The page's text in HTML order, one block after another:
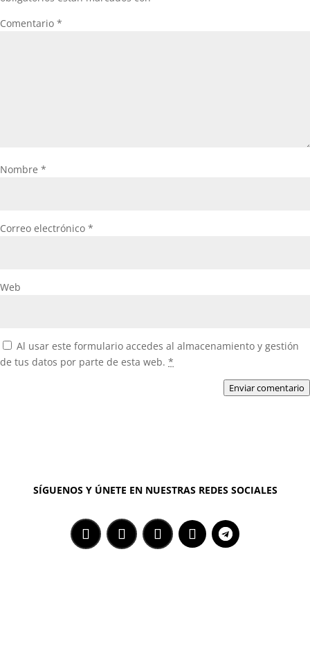
Comentario *
Nombre *
Correo electrónico *
Web
Al usar este formulario accedes al almacenamiento y gestión
de tus datos por parte de esta web. *
Enviar comentario
SÍGUENOS Y ÚNETE EN NUESTRAS REDES SOCIALES